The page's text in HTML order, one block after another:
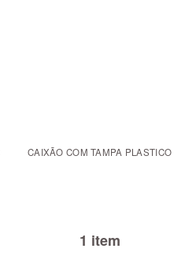
CAIXÃO COM TAMPA PLASTICO
1 item